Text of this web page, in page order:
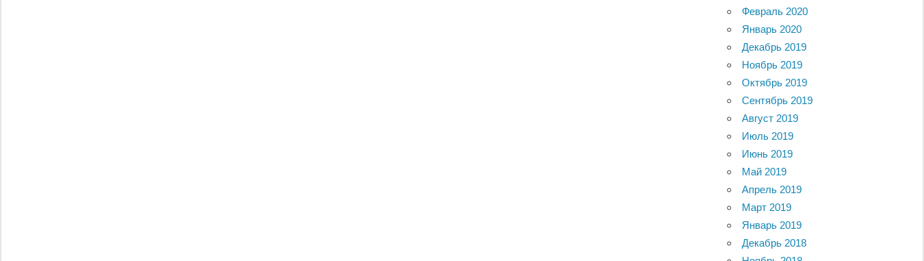
Февраль 2020
Январь 2020
Декабрь 2019
Ноябрь 2019
Октябрь 2019
Сентябрь 2019
Август 2019
Июль 2019
Июнь 2019
Май 2019
Апрель 2019
Март 2019
Январь 2019
Декабрь 2018